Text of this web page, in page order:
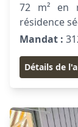
72 m² en
résidence
Mandat :
Détails de